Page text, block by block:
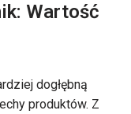
Wartość
dogłębną
produktów. Z